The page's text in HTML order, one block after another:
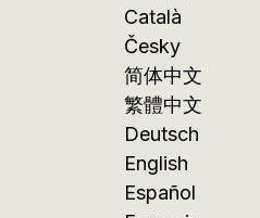
Català
Česky
简体中文
繁體中文
Deutsch
English
Español